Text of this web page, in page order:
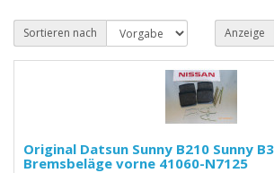
Sortieren nach Anzeige
Original Datsun Sunny B210 Sunny
Bremsbeläge vorne 41060-N7125